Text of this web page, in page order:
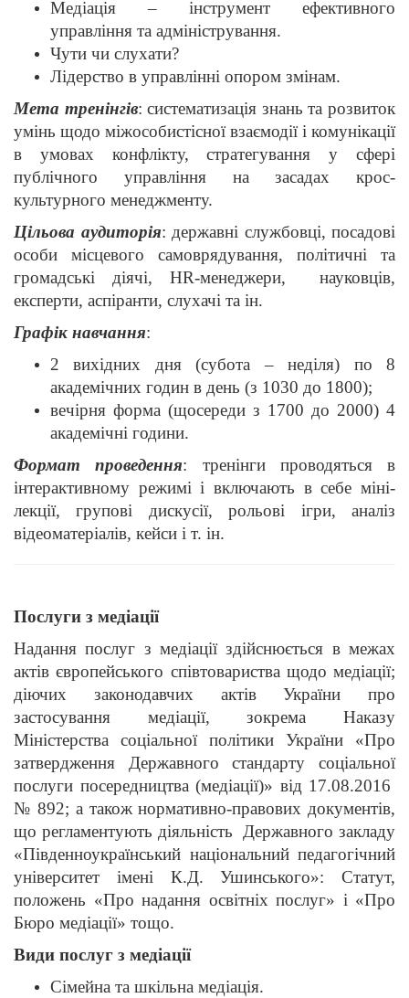
Медіація – інструмент ефективного
управління та адміністрування.
Чути чи слухати?
Лідерство в управлінні опором змінам.
Мета тренінгів: систематизація знань та розвиток
умінь щодо міжособистісної взаємодії і комунікації
в умовах конфлікту, стратегування у сфері
публічного управління на засадах крос-
культурного менеджменту.
Цільова аудиторія: державні службовці, посадові
особи місцевого самоврядування, політичні та
громадські діячі, HR-менеджери, науковців,
експерти, аспіранти, слухачі та ін.
Графік навчання:
2 вихідних дня (субота – неділя) по 8
академічних годин в день (з 1030 до 1800);
вечірня форма (щосереди з 1700 до 2000) 4
академічні години.
Формат проведення: тренінги проводяться в
інтерактивному режимі і включають в себе міні-
лекції, групові дискусії, рольові ігри, аналіз
відеоматеріалів, кейси і т. ін.
Послуги з медіації
Надання послуг з медіації здійснюється в межах
актів європейського співтовариства щодо медіації;
діючих законодавчих актів України про
застосування медіації, зокрема Наказу
Міністерства соціальної політики України «Про
затвердження Державного стандарту соціальної
послуги посередництва (медіації)» від 17.08.2016
№ 892; а також нормативно-правових документів,
що регламентують діяльність Державного закладу
«Південноукраїнський національний педагогічний
університет імені К.Д. Ушинського»: Статут,
положень «Про надання освітніх послуг» і «Про
Бюро медіації» тощо.
Види послуг з медіації
Сімейна та шкільна медіація.